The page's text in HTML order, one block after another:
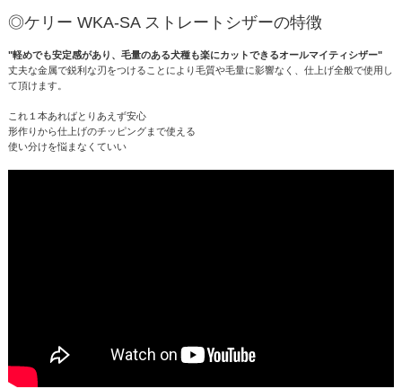
◎ケリー WKA-SA ストレートシザーの特徴
"軽めでも安定感があり、毛量のある犬種も楽にカットできるオールマイティシザー"
丈夫な金属で鋭利な刃をつけることにより毛質や毛量に影響なく、仕上げ全般で使用し
て頂けます。
これ１本あればとりあえず安心
形作りから仕上げのチッピングまで使える
使い分けを悩まなくていい